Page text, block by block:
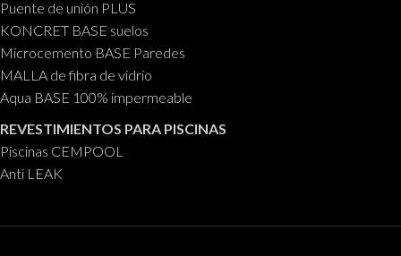
Puente de unión PLUS
KONCRET BASE suelos
Microcemento BASE Paredes
MALLA de fibra de vidrio
Aqua BASE 100% impermeable
REVESTIMIENTOS PARA PISCINAS
Piscinas CEMPOOL
Anti LEAK